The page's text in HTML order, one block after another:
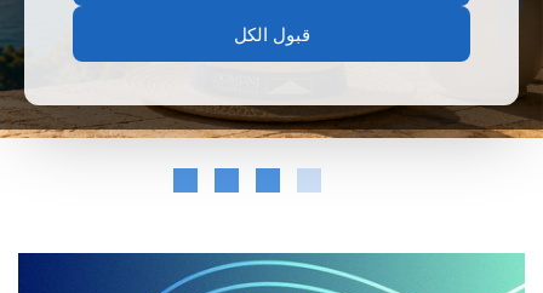
قبول الكل